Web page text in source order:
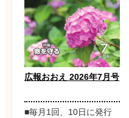
広報おおえ 2026年7月号
■毎月1回、10日に発行